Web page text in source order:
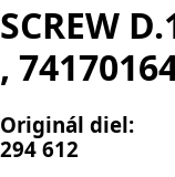
SCREW
,
Originál diel:
294 612